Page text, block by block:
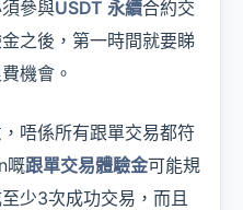
參與USDT 永續合約交
之後，第一時間就要睇
機會。
唔係所有跟單交易都符
嘅跟單交易體驗金可能規
少3次成功交易，而且